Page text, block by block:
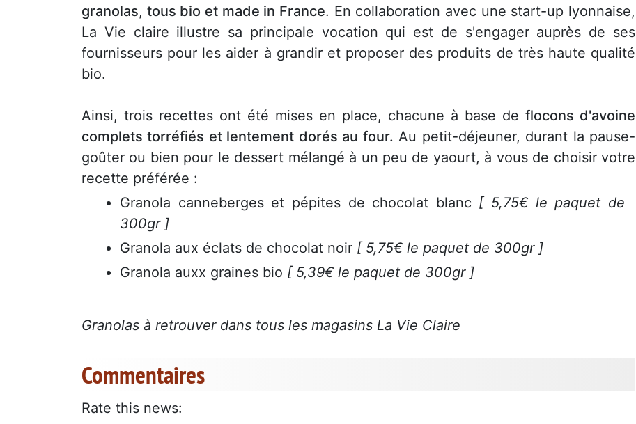
granolas, tous bio et made in France. En collaboration avec une start-up lyonnaise,
La Vie claire illustre sa principale vocation qui est de s'engager auprès de ses
fournisseurs pour les aider à grandir et proposer des produits de très haute qualité
bio.
Ainsi, trois recettes ont été mises en place, chacune à base de flocons d'avoine
complets torréfiés et lentement dorés au four. Au petit-déjeuner, durant la pause-
goûter ou bien pour le dessert mélangé à un peu de yaourt, à vous de choisir votre
recette préférée :
Granola canneberges et pépites de chocolat blanc [ 5,75€ le paquet de
300gr ]
Granola aux éclats de chocolat noir [ 5,75€ le paquet de 300gr ]
Granola auxx graines bio [ 5,39€ le paquet de 300gr ]
Granolas à retrouver dans tous les magasins La Vie Claire
Commentaires
Rate this news: